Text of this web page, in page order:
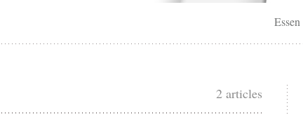
Essen
2 articles